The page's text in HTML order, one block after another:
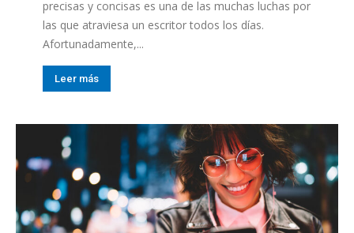
precisas y concisas es una de las muchas luchas por
las que atraviesa un escritor todos los días.
Afortunadamente,...
Leer más